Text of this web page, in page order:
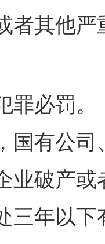
者其他
必罚。
国有公
业破产
三年以